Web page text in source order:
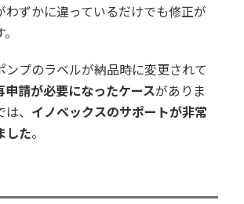
わずかに違っているだけでも修正が
ンプのラベルが納品時に変更されて
申請が必要になったケースがありま
、 イノベックスのサポートが非常
した。